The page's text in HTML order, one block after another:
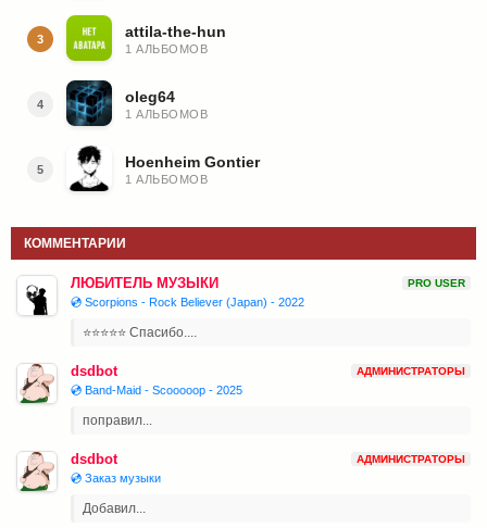
3 attila-the-hun
1 АЛЬБОМОВ
4 oleg64
1 АЛЬБОМОВ
5 Hoenheim Gontier
1 АЛЬБОМОВ
КОММЕНТАРИИ
ЛЮБИТЕЛЬ МУЗЫКИ PRO USER
💿 Scorpions - Rock Believer (Japan) - 2022
⭐⭐⭐⭐⭐ Спасибо....
dsdbot АДМИНИСТРАТОРЫ
💿 Band-Maid - Scooooop - 2025
поправил...
dsdbot АДМИНИСТРАТОРЫ
💿 Заказ музыки
Добавил...